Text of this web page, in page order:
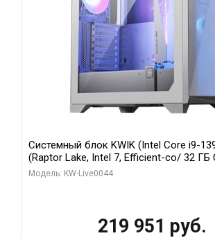
Системный блок KWIK (Intel Core i9-
(Raptor Lake, Intel 7, Efficient-co/ 32 ГБ
модуля)/ Gigabyte RTX5070Ti AERO OC
Модель: KW-Live0044
219 951 руб.